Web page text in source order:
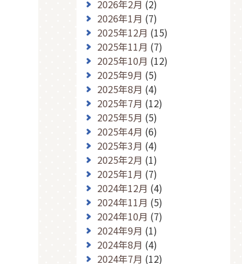
2026年2月 (2)
2026年1月 (7)
2025年12月 (15)
2025年11月 (7)
2025年10月 (12)
2025年9月 (5)
2025年8月 (4)
2025年7月 (12)
2025年5月 (5)
2025年4月 (6)
2025年3月 (4)
2025年2月 (1)
2025年1月 (7)
2024年12月 (4)
2024年11月 (5)
2024年10月 (7)
2024年9月 (1)
2024年8月 (4)
2024年7月 (12)